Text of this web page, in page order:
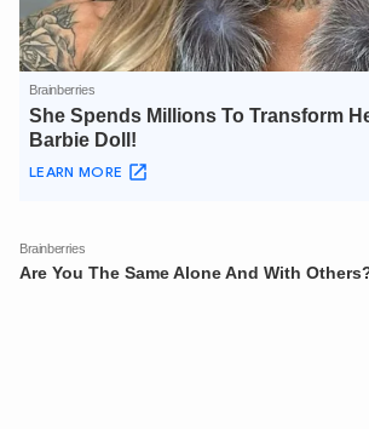
TÔI LÀ CHATBOT CỦA